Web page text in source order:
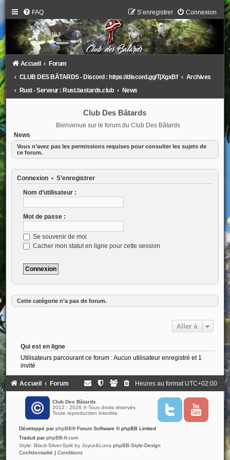
FAQ Connexion
S’enregistrer
Accueil
Forum
CLUB DES BÂTARDS - Discord : https://discord.gg/TjXgxBf
Archives
Rust - Serveur : Rust.bastards.club
News
Club Des Bâtards
Bienvenue sur le forum du Club Des Bâtards
News
Vous n’avez pas les permissions requises pour consulter les sujets de
ce forum.
Connexion• S’enregistrer
Nom d’utilisateur :
Mot de passe :
Se souvenir de moi
Cacher mon statut en ligne pour cette session
Cette catégorie n’a pas de forum.
Aller à
Qui est en ligne
Utilisateurs parcourant ce forum : Aucun utilisateur enregistré et 1
invité
Accueil Forum Heures au format UTC+02:00
Club Des Bâtards
2012 - 2026 © Tous droits réservés
Toute reproduction interdite
T
i
Y
u
Développé parphpBB® Forum Software © phpBB Limited
Traduit parphpBB-fr.com
Style: Black-Silver-Split by Joyce&Luna phpBB-Style-Design
Confidentialité | Conditions